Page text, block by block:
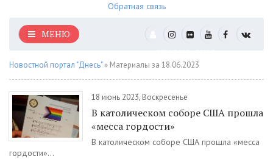
Обратная связь
МЕНЮ
Новостной портал "Днесь"» Материалы за 18.06.2023
18 июнь 2023, Воскресенье
В католическом соборе США прошла
«месса гордости»
В католическом соборе США прошла «месса
гордости»...